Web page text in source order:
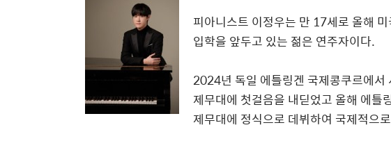
피아니스트 이정우는 만 17세로 올해
입학을 앞두고 있는 젊은 연주자이다.
2024년 독일 에틀링겐 국제콩쿠르에서
제무대에 첫걸음을 내딛었고 올해 에틀
제무대에 정식으로 데뷔하여 국제적으